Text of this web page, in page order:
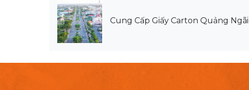
Cung Cấp Giấy Carton Quảng Ngãi